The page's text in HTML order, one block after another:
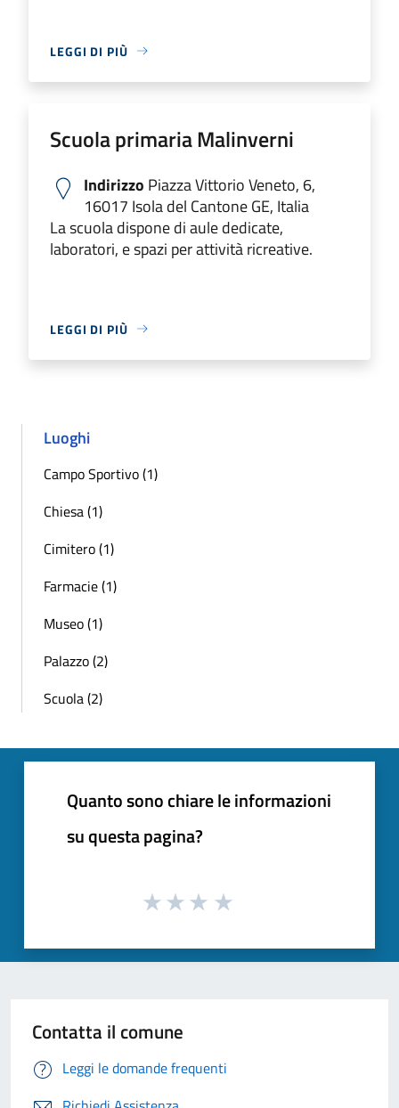
LEGGI DI PIÙ
Scuola primaria Malinverni
Indirizzo Piazza Vittorio Veneto, 6,
16017 Isola del Cantone GE, Italia
La scuola dispone di aule dedicate,
laboratori, e spazi per attività ricreative.
LEGGI DI PIÙ
Luoghi
Campo Sportivo (1)
Chiesa (1)
Cimitero (1)
Farmacie (1)
Museo (1)
Palazzo (2)
Scuola (2)
Quanto sono chiare le informazioni
su questa pagina?
Contatta il comune
Leggi le domande frequenti